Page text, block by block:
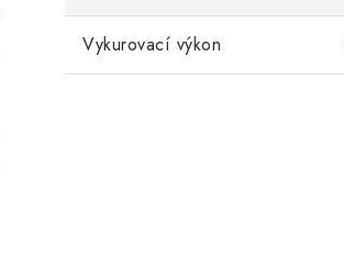
Vykurovací výkon